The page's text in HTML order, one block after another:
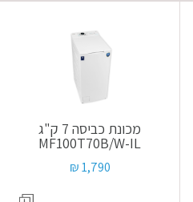
מכונת כביסה 7 ק"ג
MF100T70B/W-IL
1,790 ₪